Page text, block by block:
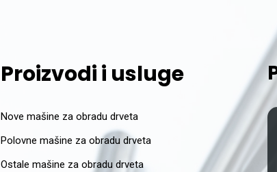
Proizvodi i usluge
Nove mašine za obradu drveta
Polovne mašine za obradu drveta
Ostale mašine za obradu drveta